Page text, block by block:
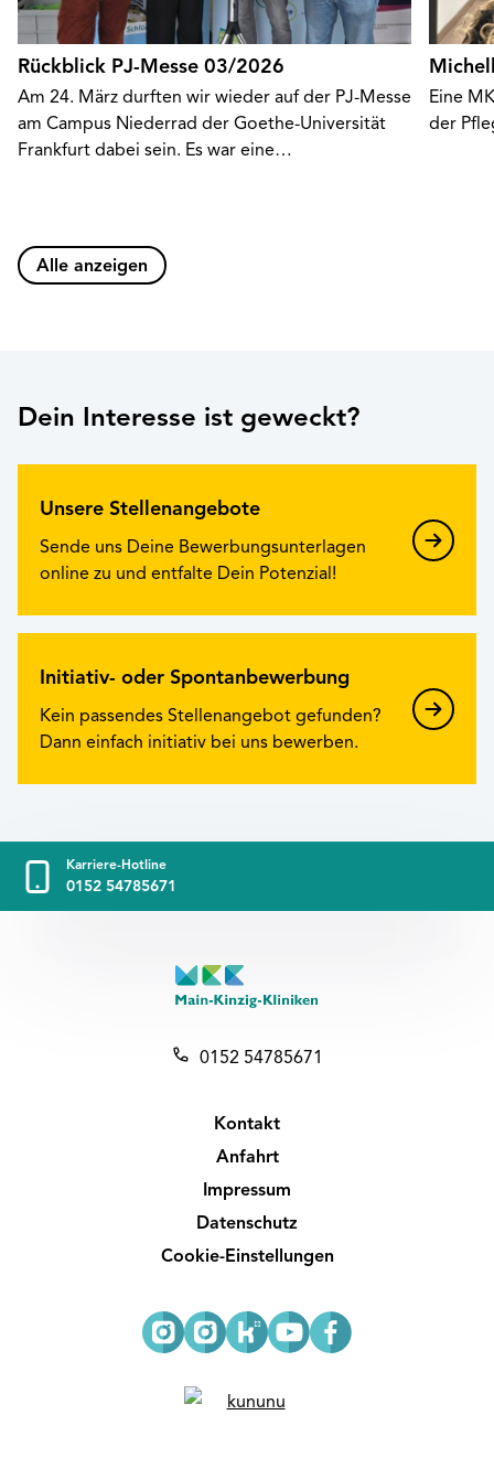
Rückblick PJ-Messe 03/2026
Am 24. März durften wir wieder auf der PJ-Messe
am Campus Niederrad der Goethe-Universität
Frankfurt dabei sein. Es war eine…
Eine
der
Alle anzeigen
Dein Interesse ist geweckt?
Unsere Stellenangebote
Sende uns Deine Bewerbungsunterlagen
online zu und entfalte Dein Potenzial!
Initiativ- oder Spontanbewerbung
Kein passendes Stellenangebot gefunden?
Dann einfach initiativ bei uns bewerben.
Karriere-Hotline
0152 54785671
0152 54785671
Kontakt
Anfahrt
Impressum
Datenschutz
Cookie-Einstellungen